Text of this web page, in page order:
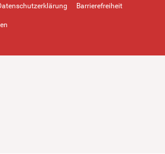
Barrierefreiheit